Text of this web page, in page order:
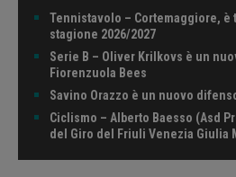
Tennistavolo – Cortemaggiore, è
stagione 2026/2027
Serie B – Oliver Krilkovs è un
Fiorenzuola Bees
Savino Orazzo è un nuovo
Ciclismo – Alberto Baesso (Asd
del Giro del Friuli Venezia Giulia